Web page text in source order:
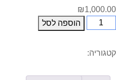
₪1,000.00
כמות
לכנס
הוספה לסל
קטגוריה: